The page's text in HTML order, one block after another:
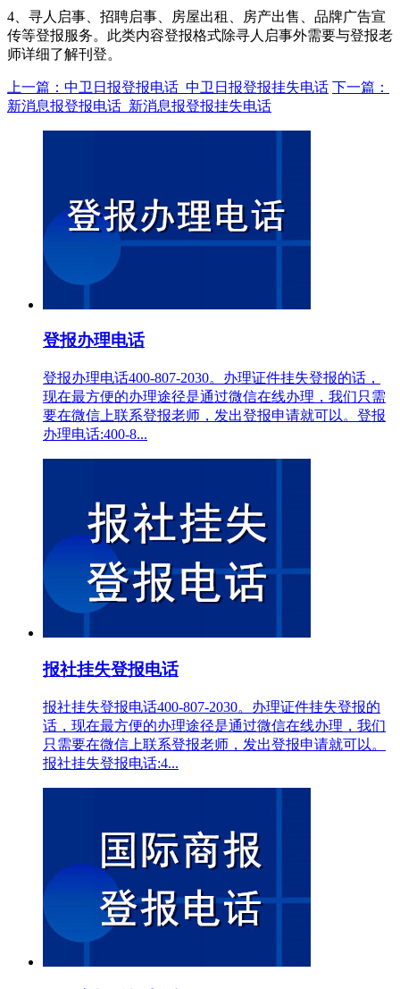
4、寻人启事、招聘启事、房屋出租、房产出售、品牌广告宣
传等登报服务。此类内容登报格式除寻人启事外需要与登报老
师详细了解刊登。
上一篇：中卫日报登报电话_中卫日报登报挂失电话 下一篇：
新消息报登报电话_新消息报登报挂失电话
登报办理电话
登报办理电话400-807-2030。办理证件挂失登报的话，
现在最方便的办理途径是通过微信在线办理，我们只需
要在微信上联系登报老师，发出登报申请就可以。登报
办理电话:400-8...
报社挂失登报电话
报社挂失登报电话400-807-2030。办理证件挂失登报的
话，现在最方便的办理途径是通过微信在线办理，我们
只需要在微信上联系登报老师，发出登报申请就可以。
报社挂失登报电话:4...